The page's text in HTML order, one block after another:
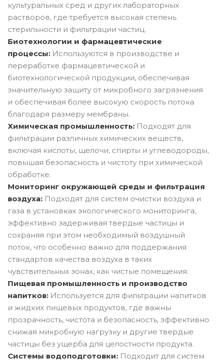
культуральных сред и других лабораторных
растворов, где требуется высокая степень
стерильности и фильтрации частиц.
Биотехнологии и фармацевтические
процессы: Используются в производстве и
переработке фармацевтической и
биотехнологической продукции, обеспечивая
значительную защиту от микробного загрязнения
и обеспечивая более высокую скорость потока
благодаря размеру мембраны.
Химическая промышленность: Подходят для
фильтрации различных химических веществ,
включая кислоты, щелочи, спирты и углеводороды,
повышая безопасность и чистоту при химической
обработке.
Мониторинг окружающей среды и фильтрация
воздуха: Подходят для систем очистки воздуха и
газа в установках экологического мониторинга,
эффективно задерживая твердые частицы и
сохраняя при этом необходимый воздушный
поток, что особенно важно для поддержания
стандартов качества воздуха в таких
чувствительных зонах, как чистые помещения.
Пищевая промышленность и производство
напитков: Используется для фильтрации напитков
и жидких пищевых продуктов, где важны
прозрачность, чистота и безопасность, эффективно
снижая микробную нагрузку и другие твердые
частицы без ущерба для целостности продукта.
Системы водоподготовки: Подходит для систем